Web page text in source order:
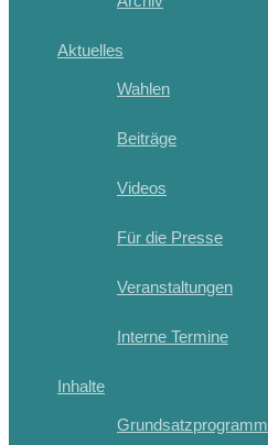
Aktuelles
Wahlen
Beiträge
Videos
Für die Presse
Veranstaltungen
Interne Termine
Inhalte
Grundsatzprogramm